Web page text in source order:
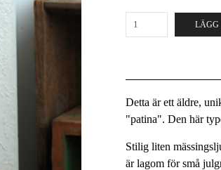
LÄGG
Detta är ett äldre,
"patina". Den här
Stilig liten
är lagom för små